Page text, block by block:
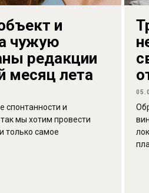
и
чужую
редакции
месяц лета
спонтанности и
мы хотим провести
только самое